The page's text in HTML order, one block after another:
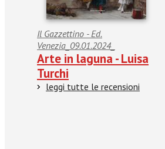
Il Gazzettino - Ed.
Venezia_09.01.2024_
Arte in laguna - Luisa
Turchi
leggi tutte le recensioni